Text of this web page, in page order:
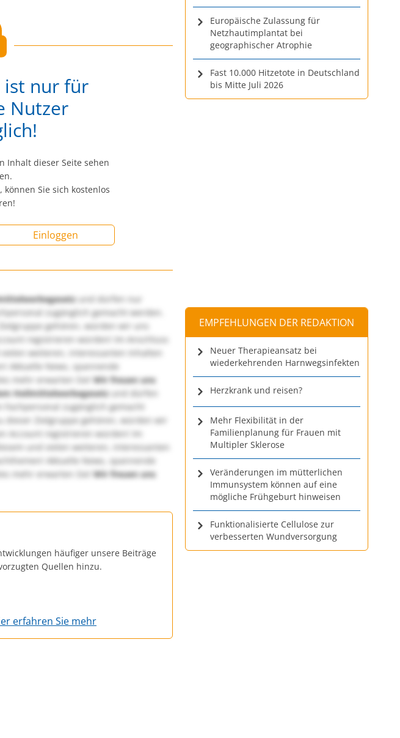
ist nur für
Nutzer
Inhalt dieser Seite sehen
können Sie sich kostenlos
Einloggen
und dürfen nur
zugänglich gemacht werden.
gehören, würden wir uns
registrieren würden! Im Anschluss
weiteren, interessanten Inhalten
Aktuelle News, spannende
mehr erwarten Sie!Wir freuen uns
Heilmittelwerbegesetzund dürfen
zugänglich gemacht
dieser Zielgruppe gehören, würden wir
Account registrieren würden! Im
und vielen weiteren, interessanten
Aktuelle News, spannende
mehr erwarten Sie! Wir freuen uns
häufiger unsere Beiträge
Quellen hinzu.
erfahren Sie mehr
Europäische Zulassung für
Netzhautimplantat bei
geographischer Atrophie
Fast 10.000 Hitzetote in Deutschland
bis Mitte Juli 2026
EMPFEHLUNGEN DER REDAKTION
Neuer Therapieansatz bei
wiederkehrenden Harnwegsinfekten
Herzkrank und reisen?
Mehr Flexibilität in der
Familienplanung für Frauen mit
Multipler Sklerose
Veränderungen im mütterlichen
Immunsystem können auf eine
mögliche Frühgeburt hinweisen
Funktionalisierte Cellulose zur
verbesserten Wundversorgung